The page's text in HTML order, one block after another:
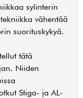
sylinterin
vähentää
suorituskykyä.
tätä
Niiden
Stiga- ja AL-